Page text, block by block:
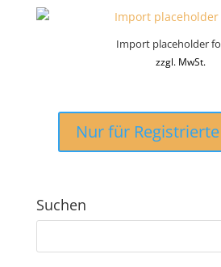
Import placeholder
zzgl. MwSt.
Nur für
Suchen